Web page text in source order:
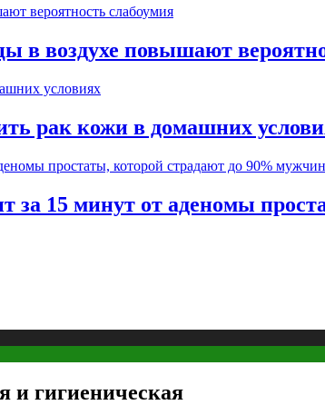
в воздухе повышают
рак кожи в домашних
за 15 минут от аденомы
и гигиеническая